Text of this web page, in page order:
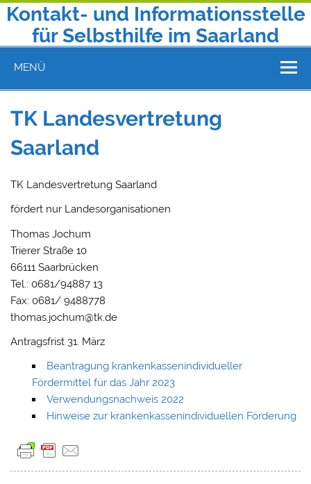
Zum
Inhalt
springen
Kontakt- und Informationsstelle
für Selbsthilfe im Saarland
MENÜ
TK Landesvertretung
Saarland
TK Landesvertretung Saarland
fördert nur Landesorganisationen
Thomas Jochum
Trierer Straße 10
66111 Saarbrücken
Tel.: 0681/94887 13
Fax: 0681/ 9488778
thomas.jochum@tk.de
Antragsfrist 31. März
Beantragung krankenkassenindividueller
Fördermittel für das Jahr 2023
Verwendungsnachweis 2022
Hinweise zur krankenkassenindividuellen Förderung